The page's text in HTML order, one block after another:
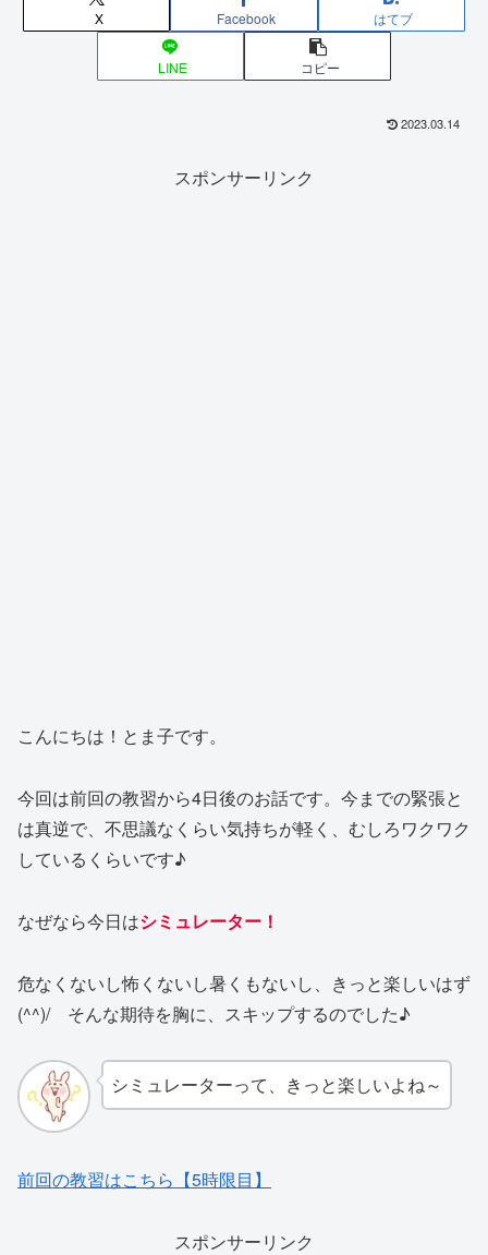
X Facebook はてブ
LINE コピー
2023.03.14
スポンサーリンク
こんにちは！とま子です。
今回は前回の教習から4日後のお話です。今までの緊張と
は真逆で、不思議なくらい気持ちが軽く、むしろワクワク
しているくらいです♪
なぜなら今日はシミュレーター！
危なくないし怖くないし暑くもないし、きっと楽しいはず
(^^)/ そんな期待を胸に、スキップするのでした♪
シミュレーターって、きっと楽しいよね～
前回の教習はこちら【5時限目】
スポンサーリンク